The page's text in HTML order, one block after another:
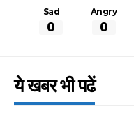
Sad
0
Angry
0
ये खबर भी पढें